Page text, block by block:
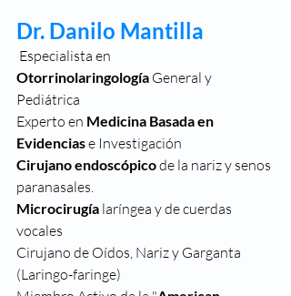
Dr. Danilo Mantilla
Especialista en
Otorrinolaringología General y
Pediátrica
Experto en Medicina Basada en
Evidencias e Investigación
Cirujano endoscópico de la nariz y senos
paranasales.
Microcirugía laríngea y de cuerdas
vocales
Cirujano de Oídos, Nariz y Garganta
(Laringo-faringe)